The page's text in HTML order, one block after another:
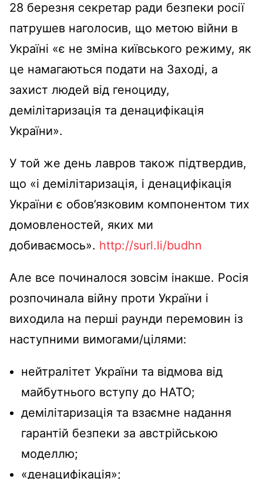
28 березня секретар ради безпеки росії
патрушев наголосив, що метою війни в
Україні «є не зміна київського режиму, як
це намагаються подати на Заході, а
захист людей від геноциду,
демілітаризація та денацифікація
України».
У той же день лавров також підтвердив,
що «і демілітаризація, і денацифікація
України є обов’язковим компонентом тих
домовленостей, яких ми
добиваємось». http://surl.li/budhn
Але все починалося зовсім інакше. Росія
розпочинала війну проти України і
виходила на перші раунди перемовин із
наступними вимогами/цілями:
нейтралітет України та відмова від
майбутнього вступу до НАТО;
демілітаризація та взаємне надання
гарантій безпеки за австрійською
моделлю;
«денацифікація»;